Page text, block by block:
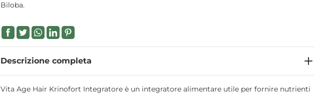
Biloba.
Descrizione completa
Vita Age Hair Krinofort Integratore è un integratore alimentare utile per fornire nutrienti